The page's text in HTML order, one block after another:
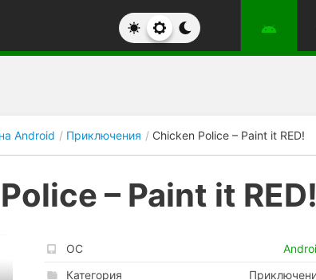
Android Приключения Chicken Police – Paint it RED!
– Paint it RED!
ОС
Категория